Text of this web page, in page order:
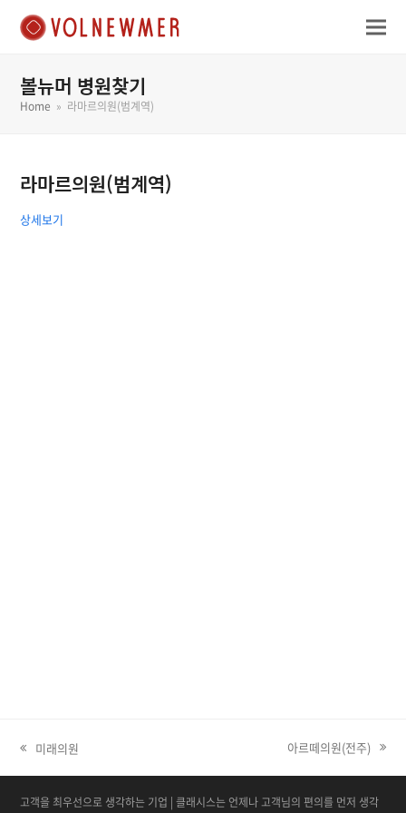
볼뉴머 병원찾기
Home » 라마르의원(범계역)
라마르의원(범계역)
상세보기
미래의원 아르떼의원(전주)
고객을 최우선으로 생각하는 기업 | 클래시스는 언제나 고객님의 편의를 먼저 생각